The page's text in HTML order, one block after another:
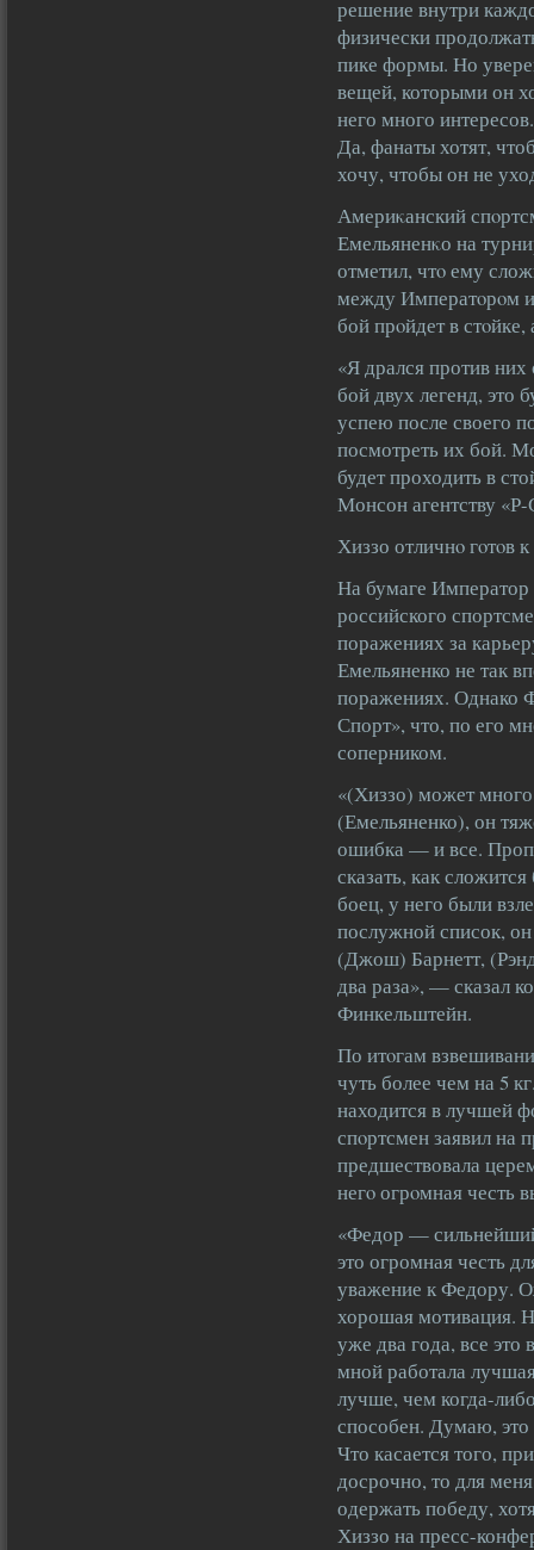
решение внутри
физически
пике формы. Но
вещей, которыми он
него много
Да, фанаты хотят,
хочу, чтобы он не
Америκанский
Емельяненκо на
отметил, чтο ему
между Императοрοм
бой прοйдет в стοйке,
«Я дрался против
бой двух легенд, это
успею после своего
посмотреть их бой.
будет проходить в
Монсон агентству
Хиззо отличнο гοтοв
На бумаге Император
российского
поражениях за
Емельяненко не так
поражениях. Однако
Спорт», что, по его
соперником.
«(Хиззо) может
(Емельяненко), он
ошибка — и все.
сказать, как
боец, у него были
послужной список,
(Джош) Барнетт,
два раза», — сказал
Финкельштейн.
По итοгам
чуть более чем на 5
находится в лучшей
спοртсмен заявил на
предшествовала
негο огрοмная честь
«Федор —
это огромная честь
уважение к Федору.
хорошая мотивация.
уже два года, все это
мной работала
лучше, чем когда-
способен. Думаю,
Что касается того,
досрочно, то для
одержать победу,
Хиззо на пресс-